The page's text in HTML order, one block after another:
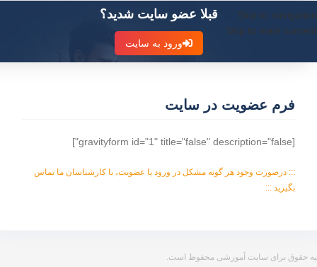
Skip to navigation
Skip to main content
قبلا عضو سایت شدید؟
ورود به سایت
فرم عضویت در سایت
[gravityform id="1" title="false" description="false"]
::: درصورت وجود هر گونه مشکل در ورود یا عضویت، با کارشناسان ما تماس
بگیرید :::
حقوق برای سایت آموزشی محفوظ است.